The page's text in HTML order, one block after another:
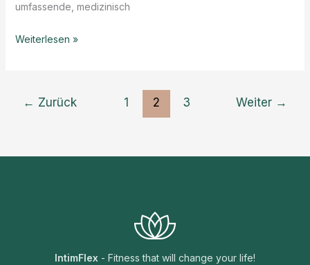
umfassende, medizinisch
Vertrauenswürdige
Kegeltraining
Weiterlesen »
← Zurück 1 2 3 Weiter →
IntimFlex - Fitness that will change your life!